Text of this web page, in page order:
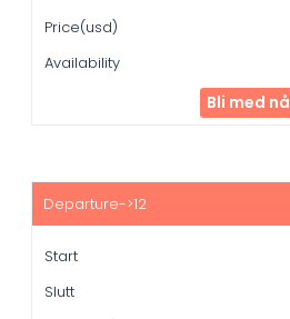
Bli med nå